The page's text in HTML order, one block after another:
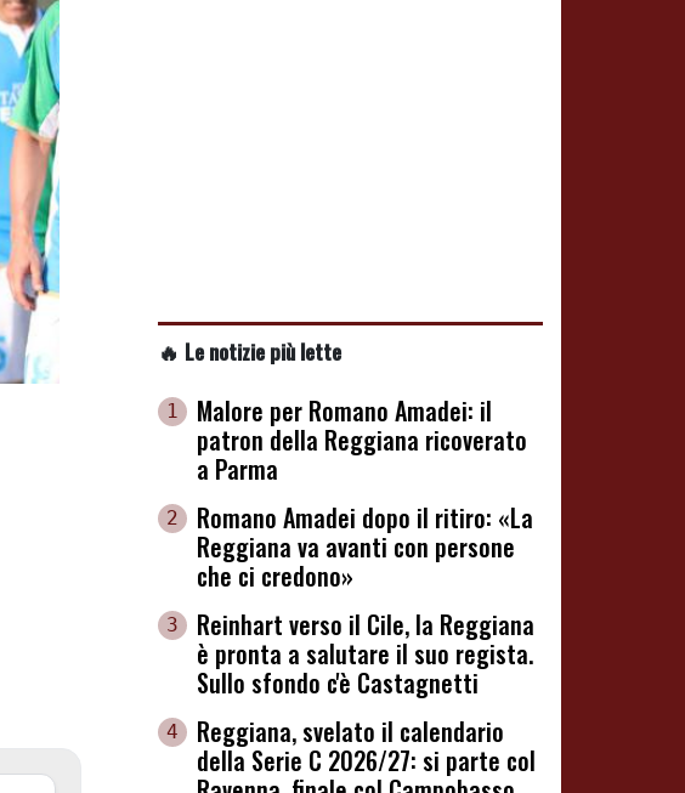
🔥 Le notizie più lette
1
Malore per Romano Amadei: il
patron della Reggiana ricoverato
a Parma
2
Romano Amadei dopo il ritiro: «La
Reggiana va avanti con persone
che ci credono»
3
Reinhart verso il Cile, la Reggiana
è pronta a salutare il suo regista.
Sullo sfondo c'è Castagnetti
4
Reggiana, svelato il calendario
della Serie C 2026/27: si parte col